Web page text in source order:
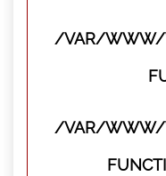
/VAR/WWW/
/VAR/WWW/